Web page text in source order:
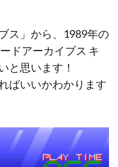
ス」から、1989年の
ドアーカイブス キ
と思います！
ばいいかわかります